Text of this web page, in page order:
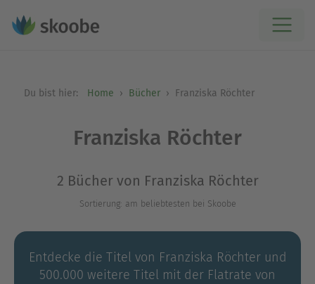
Du bist hier: Home Bücher Franziska Röchter
Franziska Röchter
2 Bücher von Franziska Röchter
Sortierung: am beliebtesten bei Skoobe
Entdecke die Titel von Franziska Röchter und
500.000 weitere Titel mit der Flatrate von